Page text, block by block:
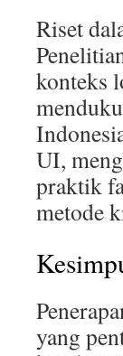
Riset
konteks
UI,
praktik
metode
yang